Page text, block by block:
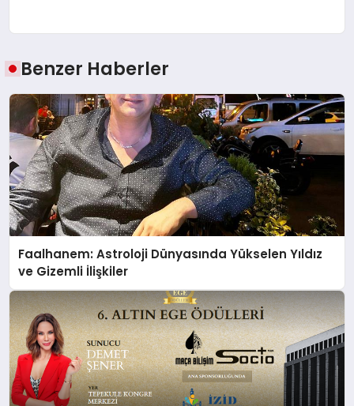
Benzer Haberler
Faalhanem: Astroloji Dünyasında Yükselen Yıldız
ve Gizemli İlişkiler